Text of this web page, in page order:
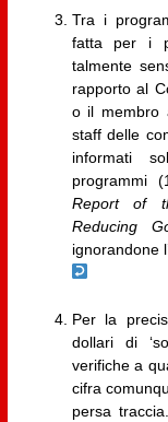
Tra i
fatta per i
talmente
rapporto al
o il membro
staff delle
informati
programmi
Report of
Reducing
ignorandone
Per la
dollari di
verifiche a
cifra
persa